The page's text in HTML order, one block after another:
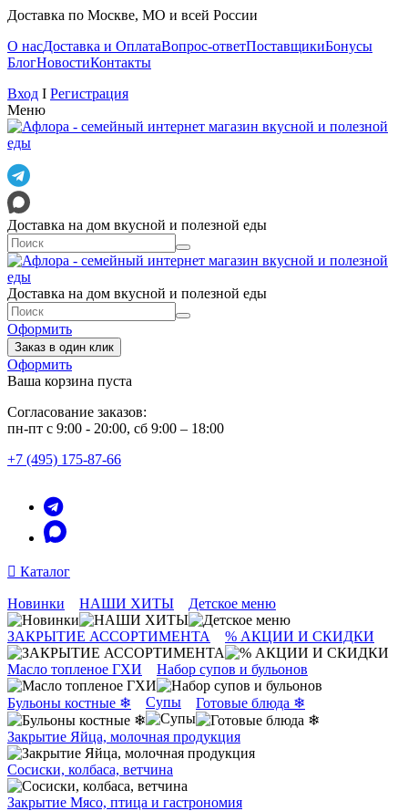
Доставка по Москве, МО и всей России
О насДоставка и ОплатаВопрос-ответПоставщикиБонусы
БлогНовостиКонтакты
Вход I Регистрация
Меню
Доставка на дом вкусной и полезной еды
Доставка на дом вкусной и полезной еды
Оформить
Заказ в один клик
Оформить
Ваша корзина пуста
Согласование заказов:
пн-пт с 9:00 - 20:00, сб 9:00 – 18:00
+7 (495) 175-87-66
Каталог
Новинки НАШИ ХИТЫ Детское меню
ЗАКРЫТИЕ АССОРТИМЕНТА % АКЦИИ И СКИДКИ
Масло топленое ГХИ Набор супов и бульонов
Бульоны костные ❄ Супы Готовые блюда ❄
Закрытие Яйца, молочная продукция
Сосиски, колбаса, ветчина
Закрытие Мясо, птица и гастрономия